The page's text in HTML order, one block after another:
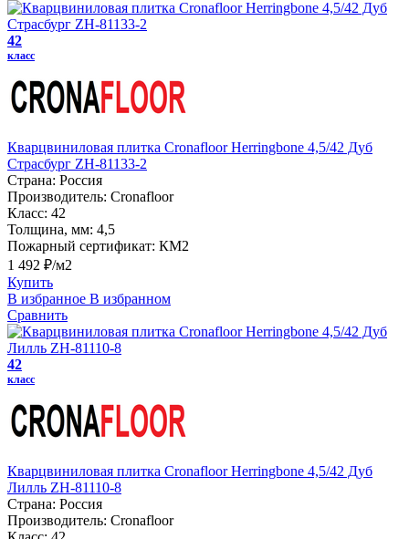
42
класс
Кварцвиниловая плитка Cronafloor Herringbone 4,5/42 Дуб
Страсбург ZH-81133-2
Страна: Россия
Производитель: Cronafloor
Класс: 42
Толщина, мм: 4,5
Пожарный сертификат: КМ2
1 492 ₽/м2
Купить
В избранное В избранном
Сравнить
42
класс
Кварцвиниловая плитка Cronafloor Herringbone 4,5/42 Дуб
Лилль ZH-81110-8
Страна: Россия
Производитель: Cronafloor